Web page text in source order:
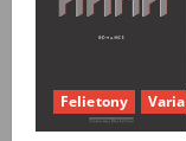
Felietony Varia